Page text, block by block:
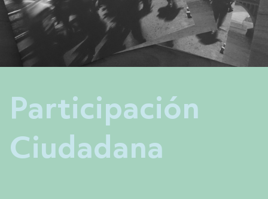
Participación
Ciudadana